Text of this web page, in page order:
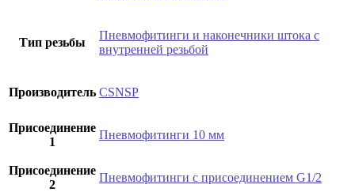
Тип резьбы
Пневмофитинги и наконечники штока с
внутренней резьбой
Производитель CSNSP
Присоединение
1
Пневмофитинги 10 мм
Присоединение
2
Пневмофитинги с присоединением G1/2